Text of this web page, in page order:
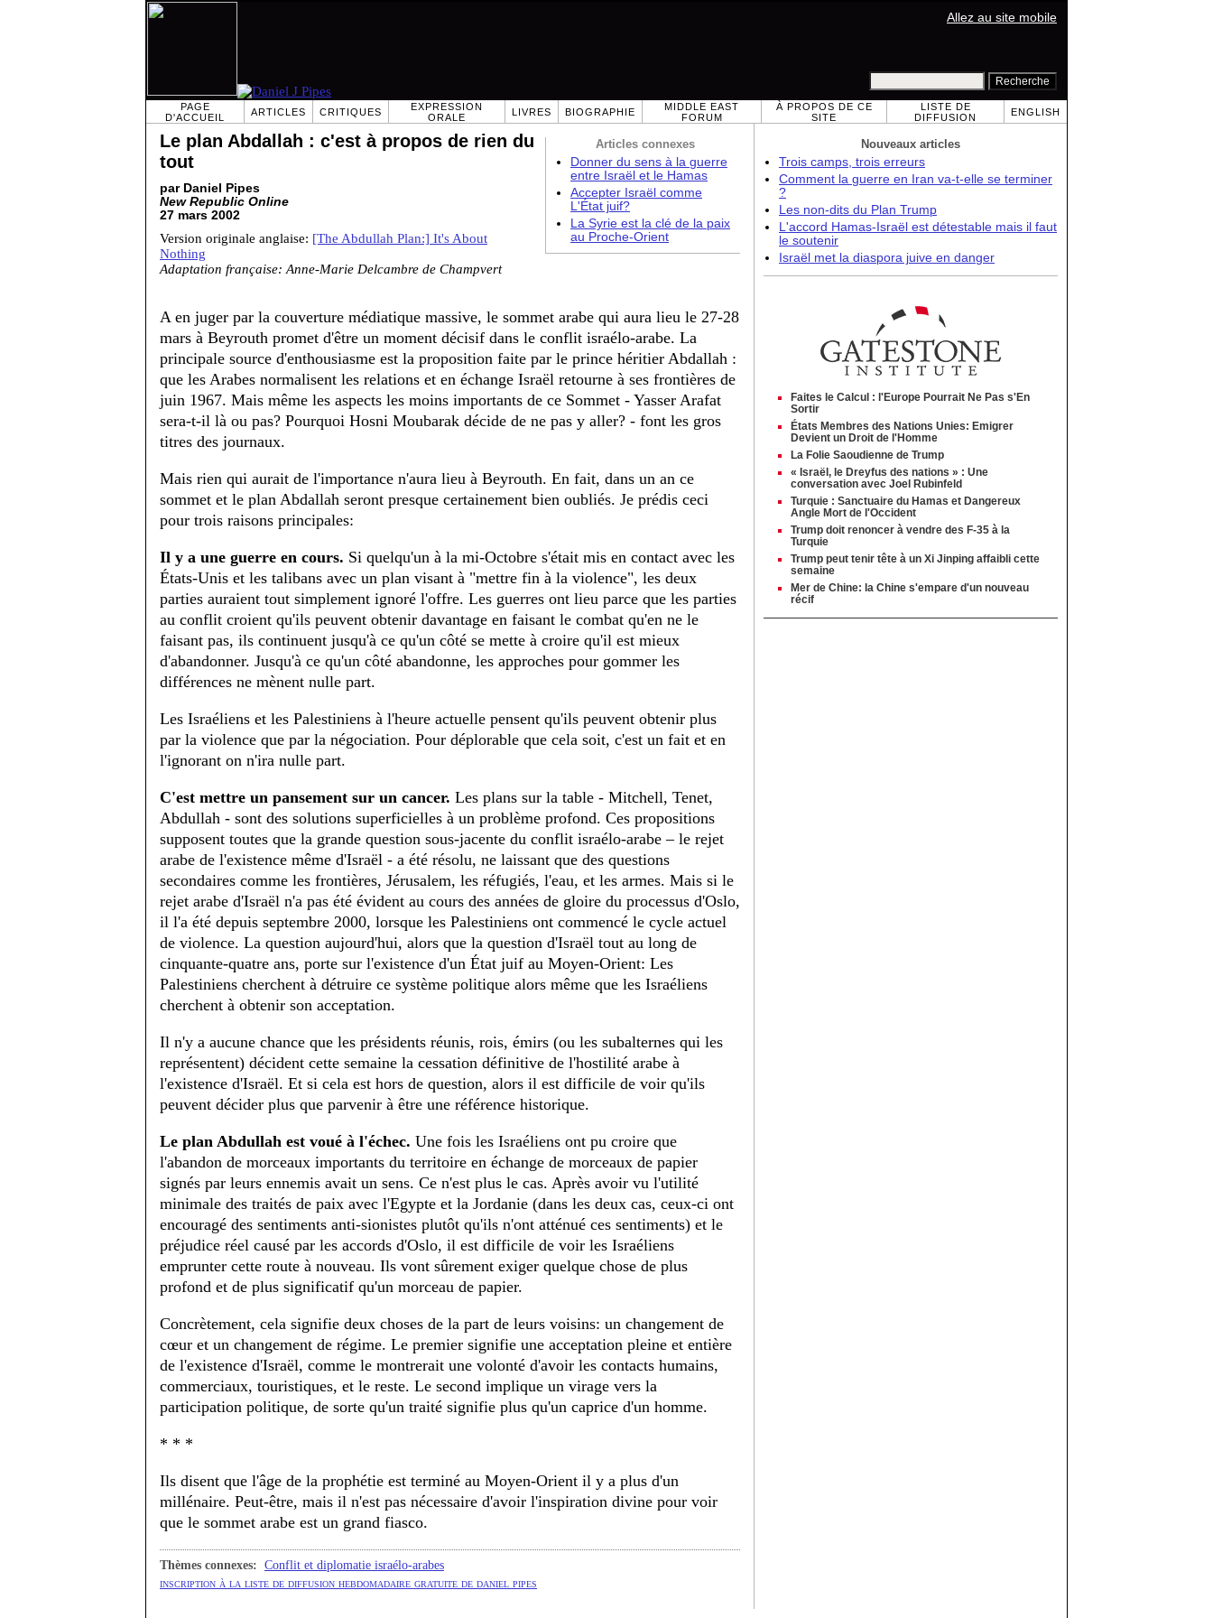
Allez au site mobile
PAGE
D'ACCUEIL
ARTICLES CRITIQUES
EXPRESSION
ORALE
LIVRES BIOGRAPHIE
MIDDLE EAST
FORUM
À PROPOS DE CE
SITE
LISTE DE
DIFFUSION
ENGLISH
Articles connexes
Donner du sens à la guerre
entre Israël et le Hamas
Accepter Israël comme
L'État juif?
La Syrie est la clé de la paix
au Proche-Orient
Le plan Abdallah : c'est à propos de rien du
tout
par Daniel Pipes
New Republic Online
27 mars 2002
Version originale anglaise: [The Abdullah Plan:] It's About
Nothing
Adaptation française: Anne-Marie Delcambre de Champvert
A en juger par la couverture médiatique massive, le sommet arabe qui aura lieu le 27-28
mars à Beyrouth promet d'être un moment décisif dans le conflit israélo-arabe. La
principale source d'enthousiasme est la proposition faite par le prince héritier Abdallah :
que les Arabes normalisent les relations et en échange Israël retourne à ses frontières de
juin 1967. Mais même les aspects les moins importants de ce Sommet - Yasser Arafat
sera-t-il là ou pas? Pourquoi Hosni Moubarak décide de ne pas y aller? - font les gros
titres des journaux.
Mais rien qui aurait de l'importance n'aura lieu à Beyrouth. En fait, dans un an ce
sommet et le plan Abdallah seront presque certainement bien oubliés. Je prédis ceci
pour trois raisons principales:
Il y a une guerre en cours. Si quelqu'un à la mi-Octobre s'était mis en contact avec les
États-Unis et les talibans avec un plan visant à "mettre fin à la violence", les deux
parties auraient tout simplement ignoré l'offre. Les guerres ont lieu parce que les parties
au conflit croient qu'ils peuvent obtenir davantage en faisant le combat qu'en ne le
faisant pas, ils continuent jusqu'à ce qu'un côté se mette à croire qu'il est mieux
d'abandonner. Jusqu'à ce qu'un côté abandonne, les approches pour gommer les
différences ne mènent nulle part.
Les Israéliens et les Palestiniens à l'heure actuelle pensent qu'ils peuvent obtenir plus
par la violence que par la négociation. Pour déplorable que cela soit, c'est un fait et en
l'ignorant on n'ira nulle part.
C'est mettre un pansement sur un cancer. Les plans sur la table - Mitchell, Tenet,
Abdullah - sont des solutions superficielles à un problème profond. Ces propositions
supposent toutes que la grande question sous-jacente du conflit israélo-arabe – le rejet
arabe de l'existence même d'Israël - a été résolu, ne laissant que des questions
secondaires comme les frontières, Jérusalem, les réfugiés, l'eau, et les armes. Mais si le
rejet arabe d'Israël n'a pas été évident au cours des années de gloire du processus d'Oslo,
il l'a été depuis septembre 2000, lorsque les Palestiniens ont commencé le cycle actuel
de violence. La question aujourd'hui, alors que la question d'Israël tout au long de
cinquante-quatre ans, porte sur l'existence d'un État juif au Moyen-Orient: Les
Palestiniens cherchent à détruire ce système politique alors même que les Israéliens
cherchent à obtenir son acceptation.
Il n'y a aucune chance que les présidents réunis, rois, émirs (ou les subalternes qui les
représentent) décident cette semaine la cessation définitive de l'hostilité arabe à
l'existence d'Israël. Et si cela est hors de question, alors il est difficile de voir qu'ils
peuvent décider plus que parvenir à être une référence historique.
Le plan Abdullah est voué à l'échec. Une fois les Israéliens ont pu croire que
l'abandon de morceaux importants du territoire en échange de morceaux de papier
signés par leurs ennemis avait un sens. Ce n'est plus le cas. Après avoir vu l'utilité
minimale des traités de paix avec l'Egypte et la Jordanie (dans les deux cas, ceux-ci ont
encouragé des sentiments anti-sionistes plutôt qu'ils n'ont atténué ces sentiments) et le
préjudice réel causé par les accords d'Oslo, il est difficile de voir les Israéliens
emprunter cette route à nouveau. Ils vont sûrement exiger quelque chose de plus
profond et de plus significatif qu'un morceau de papier.
Concrètement, cela signifie deux choses de la part de leurs voisins: un changement de
cœur et un changement de régime. Le premier signifie une acceptation pleine et entière
de l'existence d'Israël, comme le montrerait une volonté d'avoir les contacts humains,
commerciaux, touristiques, et le reste. Le second implique un virage vers la
participation politique, de sorte qu'un traité signifie plus qu'un caprice d'un homme.
* * *
Ils disent que l'âge de la prophétie est terminé au Moyen-Orient il y a plus d'un
millénaire. Peut-être, mais il n'est pas nécessaire d'avoir l'inspiration divine pour voir
que le sommet arabe est un grand fiasco.
Thèmes connexes: Conflit et diplomatie israélo-arabes
inscription à la liste de diffusion hebdomadaire gratuite de daniel pipes
Nouveaux articles
Trois camps, trois erreurs
Comment la guerre en Iran va-t-elle se terminer
?
Les non-dits du Plan Trump
L'accord Hamas-Israël est détestable mais il faut
le soutenir
Israël met la diaspora juive en danger
Faites le Calcul : l'Europe Pourrait Ne Pas s'En
Sortir
États Membres des Nations Unies: Emigrer
Devient un Droit de l'Homme
La Folie Saoudienne de Trump
« Israël, le Dreyfus des nations » : Une
conversation avec Joel Rubinfeld
Turquie : Sanctuaire du Hamas et Dangereux
Angle Mort de l'Occident
Trump doit renoncer à vendre des F-35 à la
Turquie
Trump peut tenir tête à un Xi Jinping affaibli cette
semaine
Mer de Chine: la Chine s'empare d'un nouveau
récif